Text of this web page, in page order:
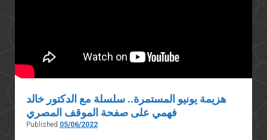
هزيمة يونيو المستمرة.. سلسلة مع الدكتور خالد
فهمي على صفحة الموقف المصري
Published 05/06/2022